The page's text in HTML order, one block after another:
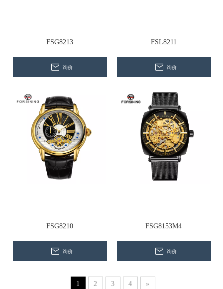
FSG8213
询价
FSL8211
询价
FSG8210
询价
FSG8153M4
询价
1 2 3 4 »